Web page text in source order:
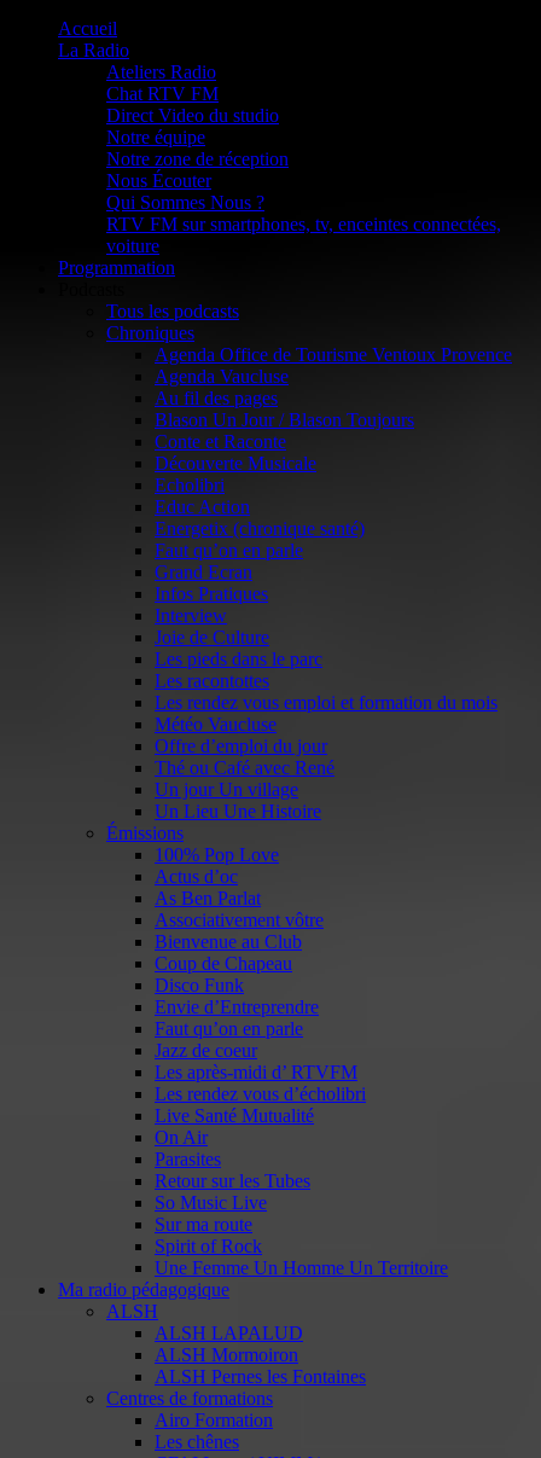
Accueil
La Radio
Ateliers Radio
Chat RTV FM
Direct Video du studio
Notre équipe
Notre zone de réception
Nous Écouter
Qui Sommes Nous ?
RTV FM sur smartphones, tv, enceintes connectées,
voiture
Programmation
Tous les podcasts
Chroniques
Agenda Office de Tourisme Ventoux Provence
Agenda Vaucluse
Au fil des pages
Blason Un Jour / Blason Toujours
Conte et Raconte
Découverte Musicale
Echolibri
Educ Action
Energetix (chronique santé)
Faut qu’on en parle
Grand Ecran
Infos Pratiques
Interview
Joie de Culture
Les pieds dans le parc
Les racontottes
Les rendez vous emploi et formation du mois
Météo Vaucluse
Offre d’emploi du jour
Thé ou Café avec René
Un jour Un village
Un Lieu Une Histoire
Émissions
100% Pop Love
Actus d’oc
As Ben Parlat
Associativement vôtre
Bienvenue au Club
Coup de Chapeau
Disco Funk
Envie d’Entreprendre
Faut qu’on en parle
Jazz de coeur
Les après-midi d’ RTVFM
Les rendez vous d’écholibri
Live Santé Mutualité
On Air
Parasites
Retour sur les Tubes
So Music Live
Sur ma route
Spirit of Rock
Une Femme Un Homme Un Territoire
Ma radio pédagogique
ALSH
ALSH LAPALUD
ALSH Mormoiron
ALSH Pernes les Fontaines
Centres de formations
Airo Formation
Les chênes